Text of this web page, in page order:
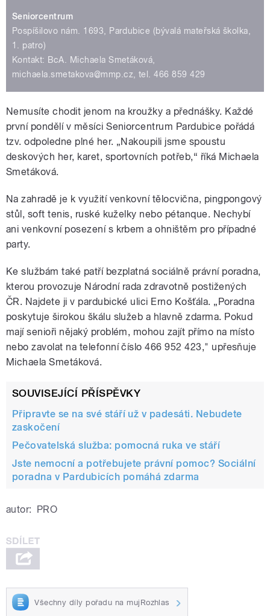
Seniorcentrum
Pospíšilovo nám. 1693, Pardubice (bývalá mateřská školka,
1. patro)
Kontakt: BcA. Michaela Smetáková,
michaela.smetakova@mmp.cz, tel. 466 859 429
Nemusíte chodit jenom na kroužky a přednášky. Každé
první pondělí v měsíci Seniorcentrum Pardubice pořádá
tzv. odpoledne plné her. „Nakoupili jsme spoustu
deskových her, karet, sportovních potřeb,“ říká Michaela
Smetáková.
Na zahradě je k využití venkovní tělocvična, pingpongový
stůl, soft tenis, ruské kuželky nebo pétanque. Nechybí
ani venkovní posezení s krbem a ohništěm pro případné
party.
Ke službám také patří bezplatná sociálně právní poradna,
kterou provozuje Národní rada zdravotně postižených
ČR. Najdete ji v pardubické ulici Erno Košťála. „Poradna
poskytuje širokou škálu služeb a hlavně zdarma. Pokud
mají senioři nějaký problém, mohou zajít přímo na místo
nebo zavolat na telefonní číslo 466 952 423," upřesňuje
Michaela Smetáková.
SOUVISEJÍCÍ PŘÍSPĚVKY
Připravte se na své stáří už v padesáti. Nebudete
zaskočení
Pečovatelská služba: pomocná ruka ve stáří
Jste nemocní a potřebujete právní pomoc? Sociální
poradna v Pardubicích pomáhá zdarma
autor: PRO
Všechny díly pořadu na mujRozhlas